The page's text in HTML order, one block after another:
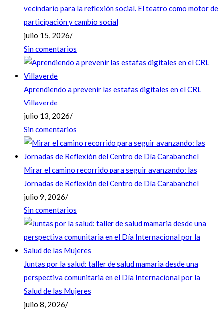
vecindario para la reflexión social. El teatro como motor de
participación y cambio social
julio 15, 2026/
Sin comentarios
Aprendiendo a prevenir las estafas digitales en el CRL
Villaverde
julio 13, 2026/
Sin comentarios
Mirar el camino recorrido para seguir avanzando: las
Jornadas de Reflexión del Centro de Día Carabanchel
julio 9, 2026/
Sin comentarios
Juntas por la salud: taller de salud mamaria desde una
perspectiva comunitaria en el Día Internacional por la
Salud de las Mujeres
julio 8, 2026/